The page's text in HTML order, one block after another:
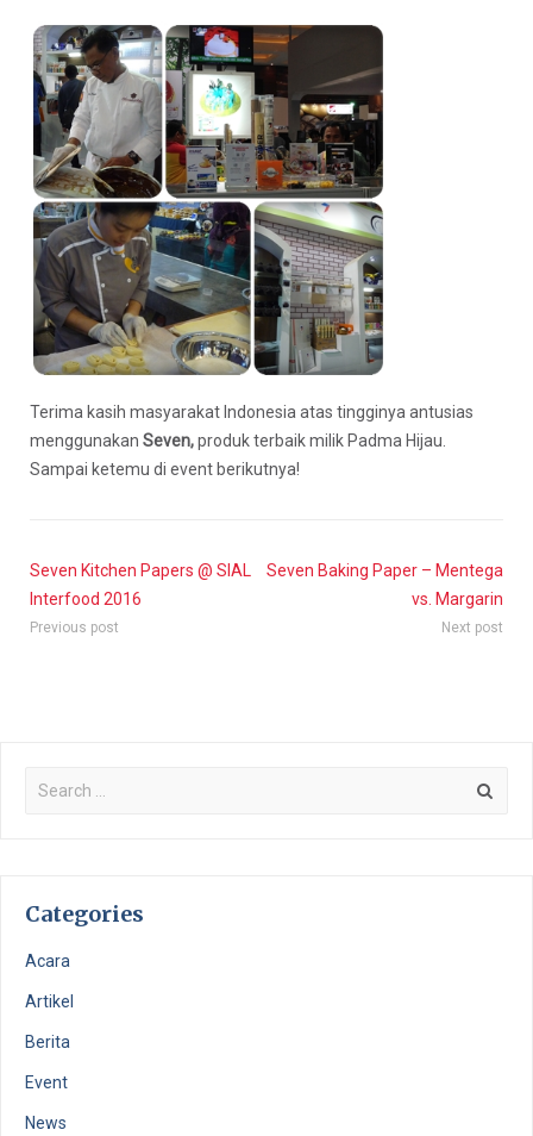
Terima kasih masyarakat Indonesia atas tingginya antusias
menggunakan Seven,produk terbaik milik Padma Hijau.
Sampai ketemu di event berikutnya!
Seven Kitchen Papers @ SIAL
Interfood 2016
Previous post
Seven Baking Paper – Mentega
vs. Margarin
Next post
Categories
Acara
Artikel
Berita
Event
News